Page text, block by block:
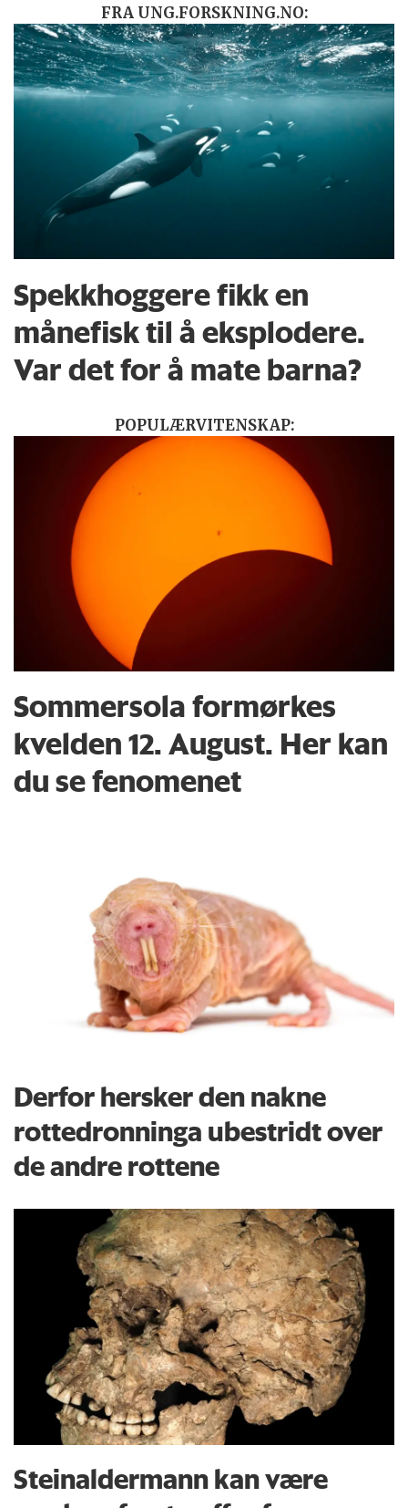
FRA UNG.FORSKNING.NO:
Spekkhoggere fikk en
månefisk til å eksplodere.
Var det for å mate barna?
POPULÆRVITENSKAP:
Sommersola formørkes
kvelden 12. August. Her kan
du se fenomenet
Derfor hersker den nakne
rottedronninga ubestridt over
de andre rottene
Steinaldermann kan være